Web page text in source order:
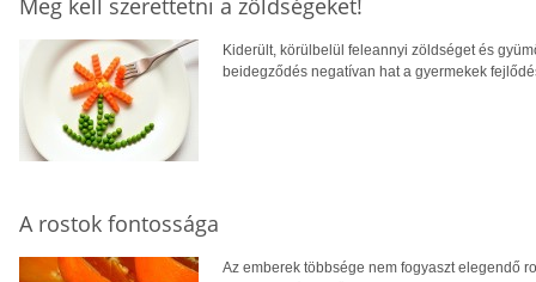
Meg kell szerettetni a zöldségeket!
Kiderült, körülbelül feleannyi zöldséget és
beidegződés negatívan hat a gyermekek
A rostok fontossága
Az emberek többsége nem fogyaszt elegendő